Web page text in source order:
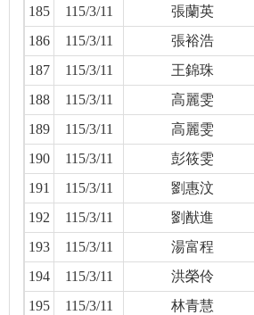
185 115/3/11 張蘭英
186
115/3/11 張裕浩
187
115/3/11 王錦珠
188
115/3/11 高麗雯
189
115/3/11 高麗雯
190
115/3/11 彭筱雯
191
115/3/11 劉惠汶
192
115/3/11 劉猷進
193
115/3/11 湯富程
194
115/3/11 洪榮伶
195
115/3/11 林青慧